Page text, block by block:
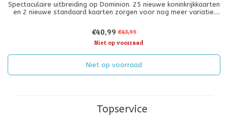
Spectaculaire uitbreiding op Dominion. 25 nieuwe koninkrijkkaarten
en 2 nieuwe standaard kaarten zorgen voor nog meer variatie.
€40,99 €43,99
Niet op voorraad
Niet op voorraad
Topservice